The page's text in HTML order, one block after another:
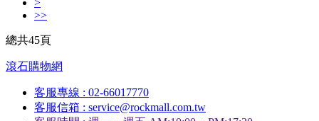
>
>>
總共45頁
滾石購物網
客服專線 : 02-66017770
客服信箱 : service@rockmall.com.tw